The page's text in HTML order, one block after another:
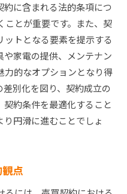
に含まれる法的条項につ
ことが重要です。また、契
トとなる要素を提示する
や家電の提供、メンテナン
力的なオプションとなり得
別化を図り、契約成立の
約条件を最適化すること
円滑に進むことでしょ
点